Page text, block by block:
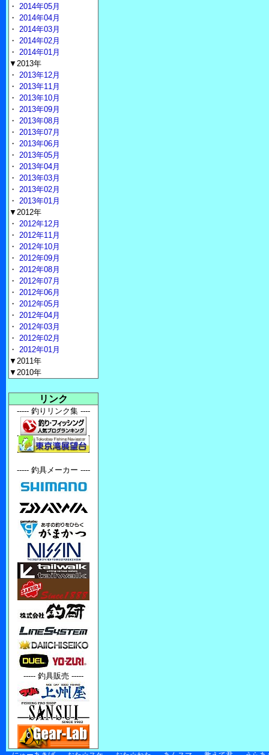
・ 2014年05月
・ 2014年04月
・ 2014年03月
・ 2014年02月
・ 2014年01月
▼2013年
・ 2013年12月
・ 2013年11月
・ 2013年10月
・ 2013年09月
・ 2013年08月
・ 2013年07月
・ 2013年06月
・ 2013年05月
・ 2013年04月
・ 2013年03月
・ 2013年02月
・ 2013年01月
▼2012年
・ 2012年12月
・ 2012年11月
・ 2012年10月
・ 2012年09月
・ 2012年08月
・ 2012年07月
・ 2012年06月
・ 2012年05月
・ 2012年04月
・ 2012年03月
・ 2012年02月
・ 2012年01月
▼2011年
▼2010年
リンク
----- 釣りリンク集 ----
----- 釣具メーカー ----
----- 釣具販売 -----